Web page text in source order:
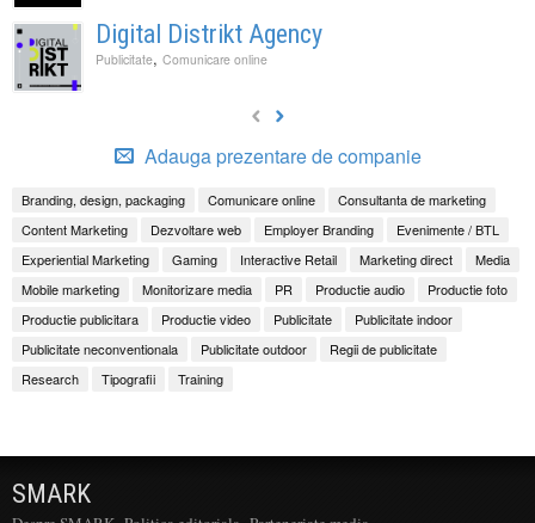
Digital Distrikt Agency
Publicitate, Comunicare online
Adauga prezentare de companie
Branding, design, packaging Comunicare online
Consultanta de marketing
Content Marketing
Dezvoltare web Employer Branding
Evenimente / BTL
Experiential Marketing
Gaming Interactive Retail Marketing direct
Media
Mobile marketing
Monitorizare media PR Productie audio
Productie foto
Productie publicitara
Productie video Publicitate
Publicitate indoor
Publicitate neconventionala
Publicitate outdoor
Regii de publicitate
Research
Tipografii Training
SMARK